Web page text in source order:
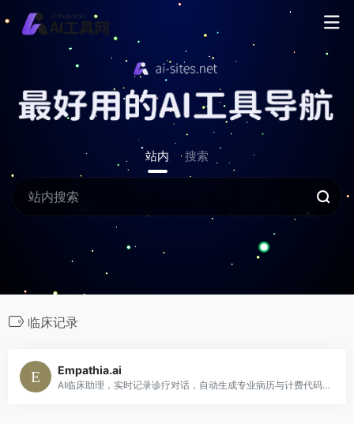
站内 搜索
临床记录
Empathia.ai
AI临床助理，实时记录诊疗对话，自动生成专业病历与计费代码。